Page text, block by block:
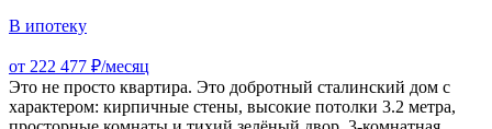
В ипотеку
от 222 477 ₽/месяц
Это не просто квартира. Это добротный сталинский дом с
характером: кирпичные стены, высокие потолки 3.2 метра,